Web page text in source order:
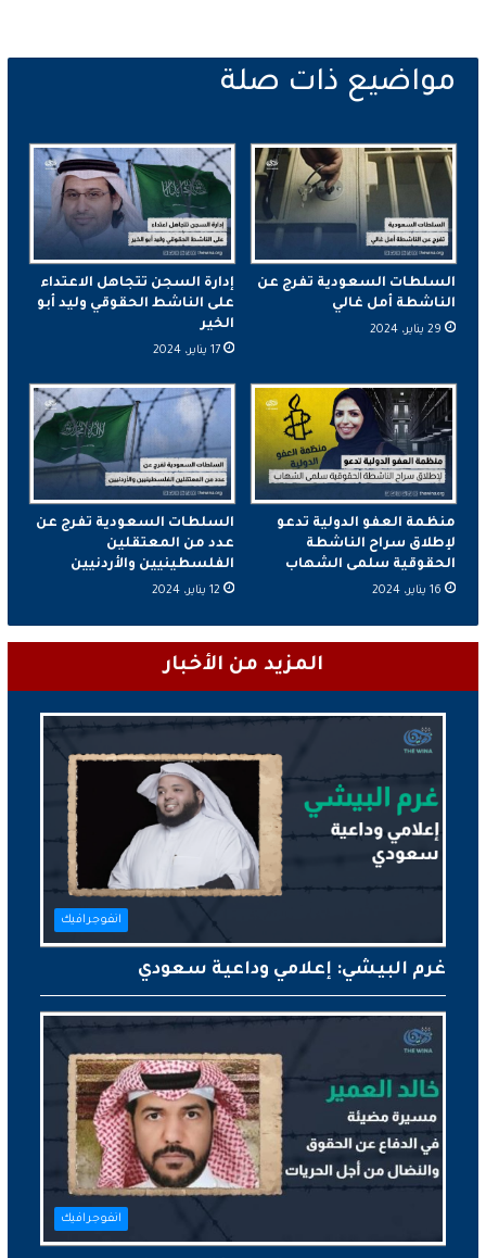
السلطات السعودية تفرج عن
الناشطة أمل غالي
29 يناير، 2024
إدارة السجن تتجاهل الاعتداء
على الناشط الحقوقي وليد أبو
الخير
17 يناير، 2024
منظمة العفو الدولية تدعو
لإطلاق سراح الناشطة
الحقوقية سلمى الشهاب
16 يناير، 2024
السلطات السعودية تفرج عن
عدد من المعتقلين
الفلسطينيين والأردنيين
12 يناير، 2024
المزيد من الأخبار
انفوجرافيك
غرم البيشي: إعلامي وداعية سعودي
انفوجرافيك